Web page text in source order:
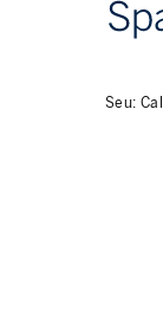
Seu: